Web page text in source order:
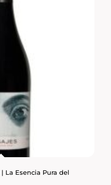
| La Esencia Pura del